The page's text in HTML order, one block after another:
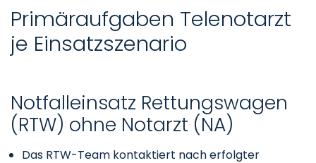
Primäraufgaben Telenotarzt
je Einsatzszenario
Notfalleinsatz Rettungswagen
(RTW) ohne Notarzt (NA)
Das RTW-Team kontaktiert nach erfolgter